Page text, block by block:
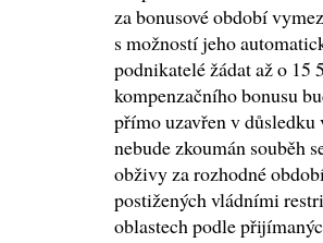
za bonusové období
s možností jeho
podnikatelé žádat až o 15
kompenzačního bonusu
přímo uzavřen v
nebude zkoumán souběh
obživy za rozhodné
postižených vládními
oblastech podle